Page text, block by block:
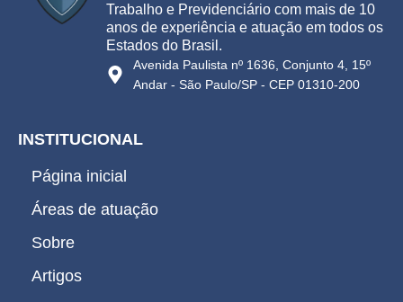
Trabalho e Previdenciário com mais de 10
anos de experiência e atuação em todos os
Estados do Brasil.
Avenida Paulista nº 1636, Conjunto 4, 15º
Andar - São Paulo/SP - CEP 01310-200
INSTITUCIONAL
Página inicial
Áreas de atuação
Sobre
Artigos